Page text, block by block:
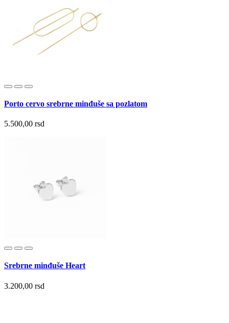
Porto cervo srebrne minđuše sa pozlatom
5.500,00 rsd
Srebrne minđuše Heart
3.200,00 rsd